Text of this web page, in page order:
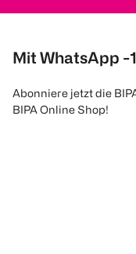
Mit WhatsApp -
Abonniere jetzt die
BIPA Online Shop!